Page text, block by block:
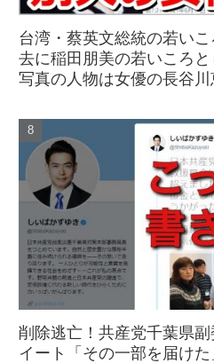
台湾・蔡英文総統の若い
去に稲田朋美の若いころと
写真の人物は女優の長谷川
削除逃亡！共産党千葉県
イート「その一部を届け